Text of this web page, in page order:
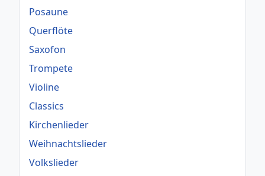
Posaune
Querflöte
Saxofon
Trompete
Violine
Classics
Kirchenlieder
Weihnachtslieder
Volkslieder